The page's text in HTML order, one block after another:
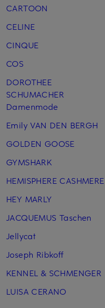
CARTOON
CELINE
CINQUE
COS
DOROTHEE
SCHUMACHER
Damenmode
Emily VAN DEN BERGH
GOLDEN GOOSE
GYMSHARK
HEMISPHERE CASHMERE
HEY MARLY
JACQUEMUS Taschen
Jellycat
Joseph Ribkoff
KENNEL & SCHMENGER
LUISA CERANO